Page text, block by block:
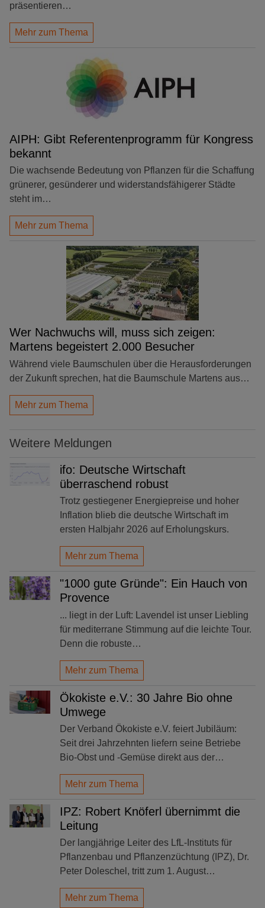
präsentieren…
Mehr zum Thema
AIPH: Gibt Referentenprogramm für Kongress
bekannt
Die wachsende Bedeutung von Pflanzen für die Schaffung
grünerer, gesünderer und widerstandsfähigerer Städte
steht im…
Mehr zum Thema
Wer Nachwuchs will, muss sich zeigen:
Martens begeistert 2.000 Besucher
Während viele Baumschulen über die Herausforderungen
der Zukunft sprechen, hat die Baumschule Martens aus…
Mehr zum Thema
Weitere Meldungen
ifo: Deutsche Wirtschaft
überraschend robust
Trotz gestiegener Energiepreise und hoher
Inflation blieb die deutsche Wirtschaft im
ersten Halbjahr 2026 auf Erholungskurs.
Mehr zum Thema
"1000 gute Gründe": Ein Hauch von
Provence
... liegt in der Luft: Lavendel ist unser Liebling
für mediterrane Stimmung auf die leichte Tour.
Denn die robuste…
Mehr zum Thema
Ökokiste e.V.: 30 Jahre Bio ohne
Umwege
Der Verband Ökokiste e.V. feiert Jubiläum:
Seit drei Jahrzehnten liefern seine Betriebe
Bio-Obst und -Gemüse direkt aus der…
Mehr zum Thema
IPZ: Robert Knöferl übernimmt die
Leitung
Der langjährige Leiter des LfL-Instituts für
Pflanzenbau und Pflanzenzüchtung (IPZ), Dr.
Peter Doleschel, tritt zum 1. August…
Mehr zum Thema